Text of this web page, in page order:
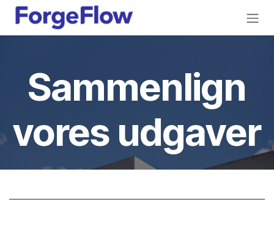
Gå til indhold
Sammenlign
vores udgaver